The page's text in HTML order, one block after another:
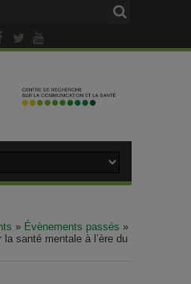
» Évènements passés »
la santé mentale à l’ère du